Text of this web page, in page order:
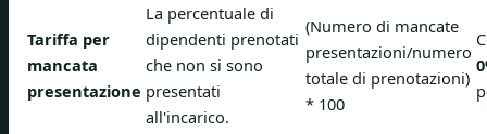
Tariffa per
mancata
presentazione
La percentuale di
dipendenti prenotati
che non si sono
presentati
all'incarico.
(Numero di mancate
presentazioni/numero
totale di prenotazioni)
* 100